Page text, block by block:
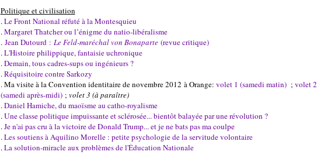
Politique et civilisation
.Le Front National réfuté à la Montesquieu
.Margaret Thatcher ou l’énigme du natio-libéralisme
. Jean Dutourd : Le Feld-maréchal von Bonaparte(revue critique)
.L'Histoire philippique, fantaisie uchronique
.Demain, tous cadres-sups ou ingénieurs ?
.Réquisitoire contre Sarkozy
. Ma visite à la Convention identitaire de novembre 2012 à Orange: volet 1 (samedi matin); volet 2
(samedi après-midi); volet 3 (à paraître)
.Daniel Hamiche, du maoïsme au catho-royalisme
.Une classe politique impuissante et sclérosée... bientôt balayée par une révolution ?
.Je n'ai pas cru à la victoire de Donald Trump... et je ne bats pas ma coulpe
.Les soutiens à Aquilino Morelle : petite psychologie de la servitude volontaire
.La solution-miracle aux problèmes de l'Éducation Nationale